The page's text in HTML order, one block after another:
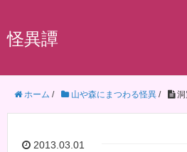
怪異譚
ホーム / 山や森にまつわる怪異 /
2013.03.01